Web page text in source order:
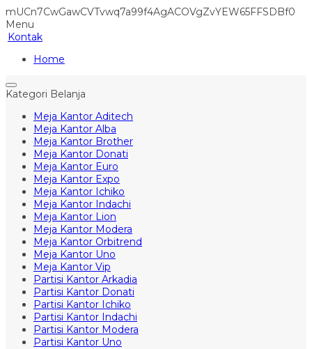
mUCn7CwGawCVTvwq7a99f4AgACOVgZvYEW65FFSDBf0
Menu
Kontak
Home
Kategori Belanja
Meja Kantor Aditech
Meja Kantor Alba
Meja Kantor Brother
Meja Kantor Donati
Meja Kantor Euro
Meja Kantor Expo
Meja Kantor Ichiko
Meja Kantor Indachi
Meja Kantor Lion
Meja Kantor Modera
Meja Kantor Orbitrend
Meja Kantor Uno
Meja Kantor Vip
Partisi Kantor Arkadia
Partisi Kantor Donati
Partisi Kantor Ichiko
Partisi Kantor Indachi
Partisi Kantor Modera
Partisi Kantor Uno